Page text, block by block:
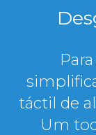
táctil de
Um